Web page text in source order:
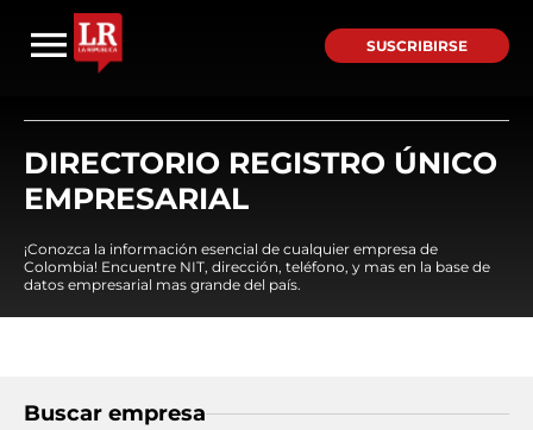
SUSCRIBIRSE
DIRECTORIO REGISTRO ÚNICO
EMPRESARIAL
¡Conozca la información esencial de cualquier empresa de
Colombia! Encuentre NIT, dirección, teléfono, y mas en la base de
datos empresarial mas grande del país.
Buscar empresa